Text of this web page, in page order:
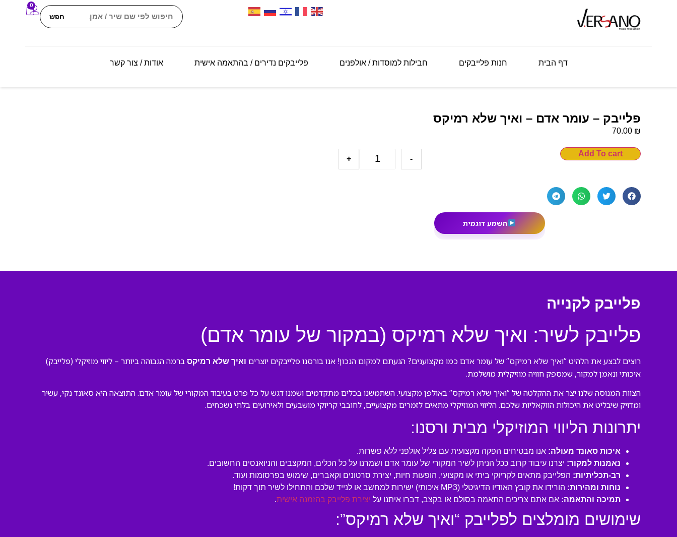
חפש
0
דף הבית חנות פלייבקים חבילות למוסדות / אולפנים פלייבקים נדירים / בהתאמה אישית אודות / צור קשר
פלייבק – עומר אדם – ואיך שלא רמיקס
70.00 ₪
-
+
Add To cart
השמע דוגמית
פלייבק לקנייה
פלייבק לשיר: ואיך שלא רמיקס (במקור של עומר אדם)
רוצים לבצע את הלהיט “ואיך שלא רמיקס” של עומר אדם כמו מקצוענים? הגעתם למקום הנכון! אנו בורסנו פלייבקים יוצרים ואיך שלא רמיקס ברמה הגבוהה ביותר – ליווי מוזיקלי (פלייבק)
איכותי ונאמן למקור, שמספק חוויה מוזיקלית מושלמת.
הצוות המנוסה שלנו יצר את ההקלטה של “ואיך שלא רמיקס” באולפן מקצועי. השתמשנו בכלים מתקדמים ושמנו דגש על כל פרט בעיבוד המקורי של עומר אדם. התוצאה היא סאונד נקי, עשיר
ומדויק שיבליט את היכולות הווקאליות שלכם. הליווי המוזיקלי מתאים לזמרים מקצועיים, לחובבי קריוקי מושבעים ולאירועים בלתי נשכחים.
יתרונות הליווי המוזיקלי מבית ורסנו:
איכות סאונד מעולה: אנו מבטיחים הפקה מקצועית עם צליל אולפני ללא פשרות.
נאמנות למקור: יצרנו עיבוד קרוב ככל הניתן לשיר המקורי של עומר אדם ושמרנו על כל הכלים, המקצבים והניואנסים החשובים.
רב-תכליתיות: הפלייבק מתאים לקריוקי ביתי או מקצועי, הופעות חיות, יצירת סרטונים וקאברים, שימוש בפרסומות ועוד.
נוחות ומהירות: הורידו את קובץ האודיו הדיגיטלי (MP3 איכותי) ישירות למחשב או לנייד שלכם והתחילו לשיר תוך דקות!
תמיכה והתאמה: אם אתם צריכים התאמה בסולם או בקצב, דברו איתנו על יצירת פלייבק בהזמנה אישית.
שימושים מומלצים לפלייבק “ואיך שלא רמיקס”: